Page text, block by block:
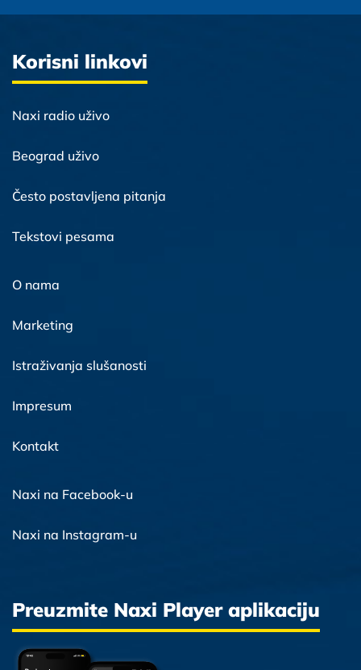
Korisni linkovi
Naxi radio uživo
Beograd uživo
Često postavljena pitanja
Tekstovi pesama
O nama
Marketing
Istraživanja slušanosti
Impresum
Kontakt
Naxi na Facebook-u
Naxi na Instagram-u
Preuzmite Naxi Player aplikaciju